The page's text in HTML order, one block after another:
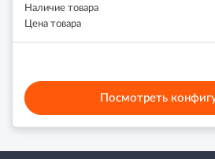
Наличие товара
Цена товара
Посмотреть